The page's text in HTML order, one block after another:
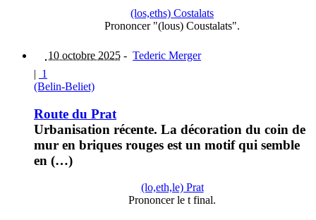
(los,eths) Costalats
Prononcer "(lous) Coustalats".
10 octobre 2025 - Tederic Merger
| 1
(Belin-Beliet)
Route du Prat
Urbanisation récente. La décoration du coin de
mur en briques rouges est un motif qui semble
en (…)
(lo,eth,le) Prat
Prononcer le t final.